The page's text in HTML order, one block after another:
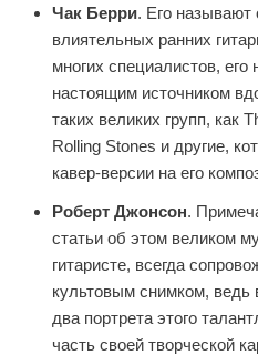
Чак Берри. Его называют
влиятельных ранних
многих специалистов,
настоящим источником
таких великих групп, как
Rolling Stones и другие,
кавер-версии на его
Роберт Джонсон.
статьи об этом великом
гитаристе, всегда
культовым снимком, ведь
два портрета этого
часть своей творческой